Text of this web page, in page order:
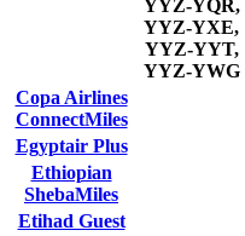
YYZ-YQR,
YYZ-YXE,
YYZ-YYT,
YYZ-YWG
Copa Airlines
ConnectMiles
Egyptair Plus
Ethiopian
ShebaMiles
Etihad Guest